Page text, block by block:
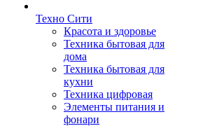
Техно Сити
Красота и здоровье
Техника бытовая для
дома
Техника бытовая для
кухни
Техника цифровая
Элементы питания и
фонари